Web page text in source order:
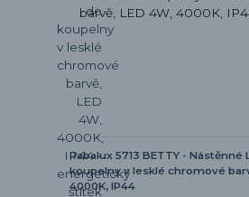
Rabalux 5713 BETTY - Nástěnné
koupelny v lesklé chromové
4000K, IP44